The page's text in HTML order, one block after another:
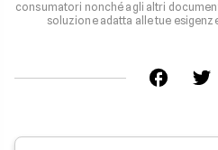
consumatori nonché agli altri
soluzione adatta alle tue